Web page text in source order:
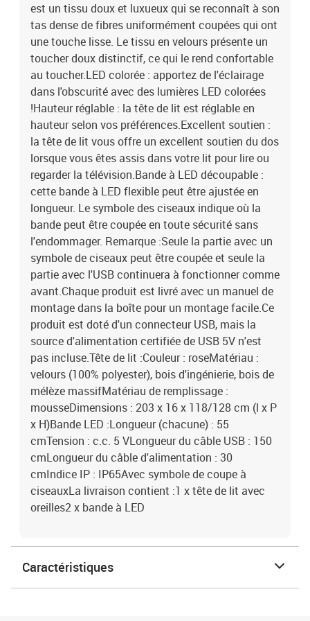
est un tissu doux et luxueux qui se reconnaît à son
tas dense de fibres uniformément coupées qui ont
une touche lisse. Le tissu en velours présente un
toucher doux distinctif, ce qui le rend confortable
au toucher.LED colorée : apportez de l'éclairage
dans l'obscurité avec des lumières LED colorées
!Hauteur réglable : la tête de lit est réglable en
hauteur selon vos préférences.Excellent soutien :
la tête de lit vous offre un excellent soutien du dos
lorsque vous êtes assis dans votre lit pour lire ou
regarder la télévision.Bande à LED découpable :
cette bande à LED flexible peut être ajustée en
longueur. Le symbole des ciseaux indique où la
bande peut être coupée en toute sécurité sans
l'endommager. Remarque :Seule la partie avec un
symbole de ciseaux peut être coupée et seule la
partie avec l'USB continuera à fonctionner comme
avant.Chaque produit est livré avec un manuel de
montage dans la boîte pour un montage facile.Ce
produit est doté d'un connecteur USB, mais la
source d'alimentation certifiée de USB 5V n'est
pas incluse.Tête de lit :Couleur : roseMatériau :
velours (100% polyester), bois d'ingénierie, bois de
mélèze massifMatériau de remplissage :
mousseDimensions : 203 x 16 x 118/128 cm (l x P
x H)Bande LED :Longueur (chacune) : 55
cmTension : c.c. 5 VLongueur du câble USB : 150
cmLongueur du câble d'alimentation : 30
cmIndice IP : IP65Avec symbole de coupe à
ciseauxLa livraison contient :1 x tête de lit avec
oreilles2 x bande à LED
Caractéristiques